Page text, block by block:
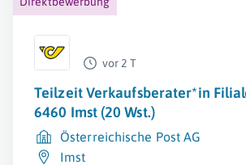
vor 2 T
Teilzeit Verkaufsberater*in
6460 Imst (20 Wst.)
Österreichische Post AG
Imst